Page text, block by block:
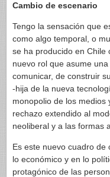
Cambio de escenario
Tengo la sensación que
como algo temporal, o
se ha producido en Chile
nuevo rol que asume
comunicar, de construir
-hija de la nueva
monopolio de los medios
rechazo extendido al
neoliberal y a las formas
Es este nuevo cuadro de
lo económico y en lo
protagónico de las